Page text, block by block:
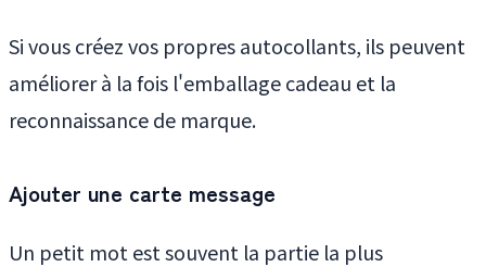
Si vous créez vos propres autocollants, ils peuvent
améliorer à la fois l'emballage cadeau et la
reconnaissance de marque.
Ajouter une carte message
Un petit mot est souvent la partie la plus